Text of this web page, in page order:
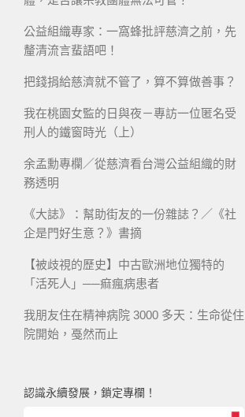
公益組織專家：一窩蜂批評慈濟之前，先
釐清流言蜚語吧！
把錢捐給慈濟就不管了，算不算做善事？
我在桃園女監的日與夜－專訪一位匿名受
刑人的鐵窗時光（上）
余孟勳專欄／從慈濟看台灣公益組織的財
務透明
《大誌》：幫助街友的一份雜誌？／《社
企是門好生意？》書摘
【被歧視的歷史】中古歐洲地位獨特的
「活死人」──痲瘋病患者
我朋友住在精神病院 3000 多天：生命從住
院開始，戞然而止
認識永續發展，鎖定專欄！